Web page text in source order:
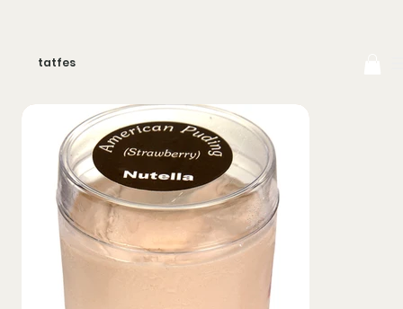
tatfes